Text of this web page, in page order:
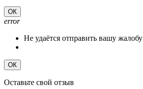
ОК
error
Не удаётся отправить вашу жалобу
ОК
Оставьте свой отзыв